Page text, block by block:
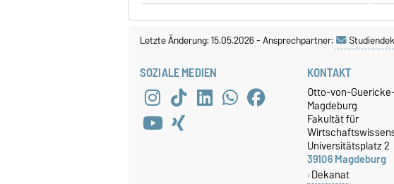
Letzte Änderung: 15.05.2026-Ansprechpartner:
SOZIALE MEDIEN KONTAKT
Otto-von-
Magdeburg
Fakultät für
Universitätsplatz 2
39106 Magdeburg
Dekanat